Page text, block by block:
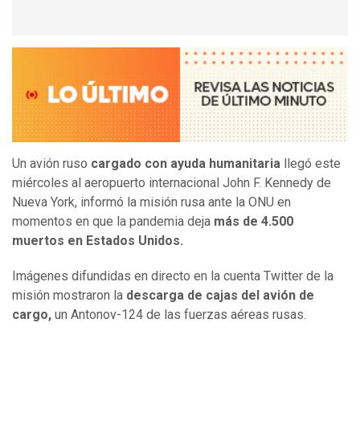
Un avión ruso cargado con ayuda humanitaria llegó este
miércoles al aeropuerto internacional John F. Kennedy de
Nueva York, informó la misión rusa ante la ONU en
momentos en que la pandemia deja más de 4.500
muertos en Estados Unidos.
Imágenes difundidas en directo en la cuenta Twitter de la
misión mostraron la descarga de cajas del avión de
cargo, un Antonov-124 de las fuerzas aéreas rusas.